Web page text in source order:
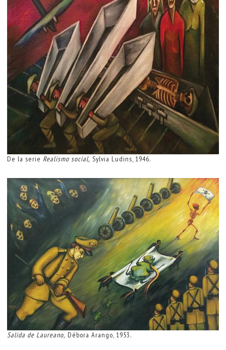
De la serie Realismo social, Sylvia Ludins, 1946.
Salida de Laureano, Débora Arango, 1953.